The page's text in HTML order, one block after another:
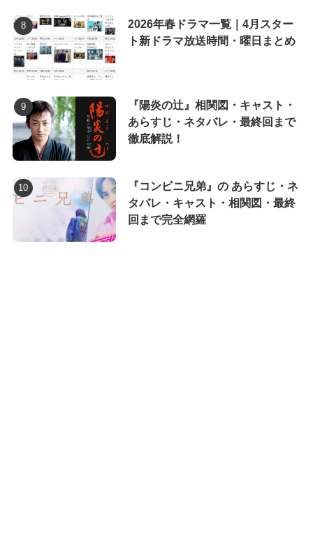
2026年春ドラマ一覧｜4月スター
ト新ドラマ放送時間・曜日まとめ
『陽炎の辻』相関図・キャスト・
あらすじ・ネタバレ・最終回まで
徹底解説！
『コンビニ兄弟』の あらすじ・ネ
タバレ・キャスト・相関図・最終
回まで完全網羅